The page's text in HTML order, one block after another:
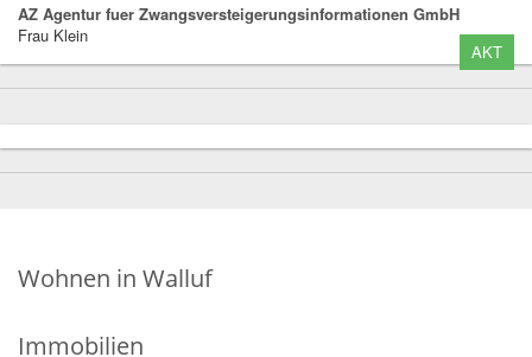
AZ Agentur fuer Zwangsversteigerungsinformationen GmbH
Frau Klein
AKT
Wohnen in Walluf
Immobilien